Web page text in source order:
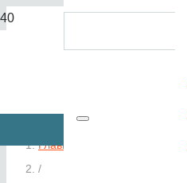
Главная
/